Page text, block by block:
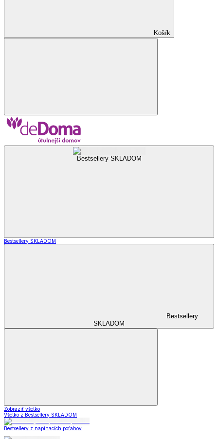
Košík
Bestsellery SKLADOM
Bestsellery SKLADOM
Bestsellery
SKLADOM
Zobraziť všetko
Všetko z Bestsellery SKLADOM
Bestsellery z napínacích poťahov